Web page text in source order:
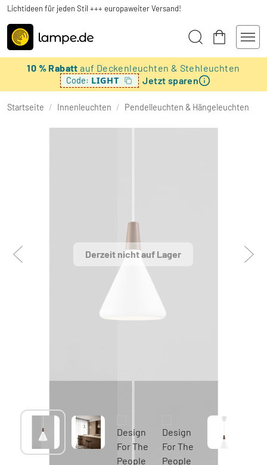
Lichtideen für jeden Stil +++ europaweiter Versand!
10 % Rabattauf Deckenleuchten & Stehleuchten
Code: LIGHT Jetzt sparen
Startseite / Innenleuchten / Pendelleuchten & Hängeleuchten
Derzeit nicht auf Lager